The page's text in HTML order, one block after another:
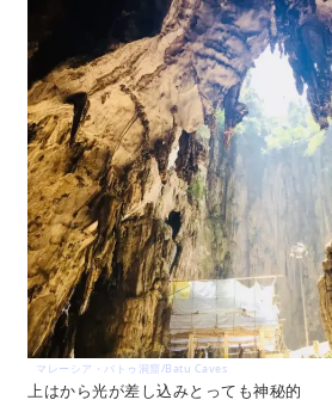
マレーシア・バトゥ洞窟/Batu Caves
上はから光が差し込みとっても神秘的